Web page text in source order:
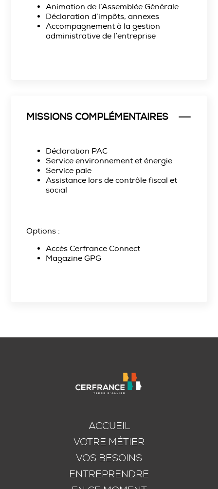
Animation de l’Assemblée Générale
Déclaration d’impôts, annexes
Accompagnement à la gestion
administrative de l’entreprise
MISSIONS COMPLÉMENTAIRES
Déclaration PAC
Service environnement et énergie
Service paie
Assistance lors de contrôle fiscal et
social
Options :
Accès Cerfrance Connect
Magazine GPG
ACCUEIL
VOTRE MÉTIER
VOS BESOINS
ENTREPRENDRE